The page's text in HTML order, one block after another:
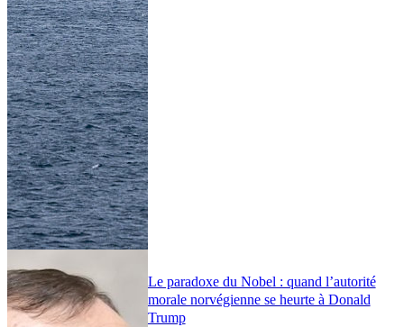
Le paradoxe du Nobel : quand l’autorité
morale norvégienne se heurte à Donald
Trump